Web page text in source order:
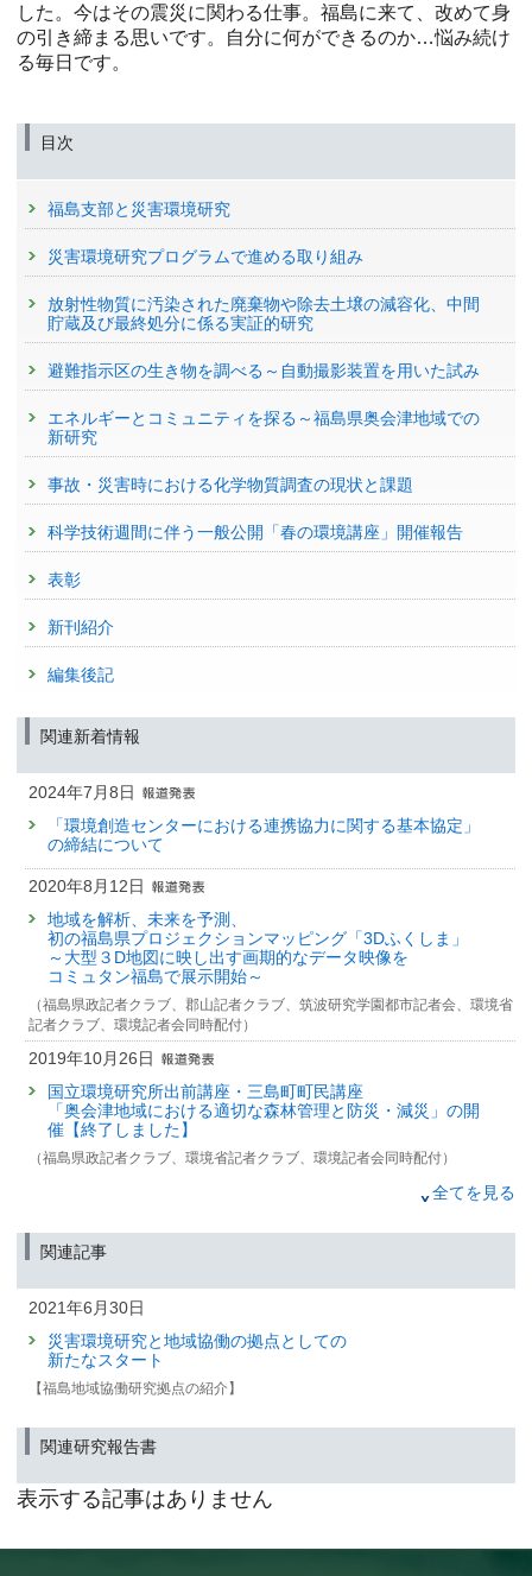
した。今はその震災に関わる仕事。福島に来て、改めて身
の引き締まる思いです。自分に何ができるのか…悩み続け
る毎日です。
目次
福島支部と災害環境研究
災害環境研究プログラムで進める取り組み
放射性物質に汚染された廃棄物や除去土壌の減容化、中間
貯蔵及び最終処分に係る実証的研究
避難指示区の生き物を調べる～自動撮影装置を用いた試み
エネルギーとコミュニティを探る～福島県奥会津地域での
新研究
事故・災害時における化学物質調査の現状と課題
科学技術週間に伴う一般公開「春の環境講座」開催報告
表彰
新刊紹介
編集後記
関連新着情報
2024年7月8日
「環境創造センターにおける連携協力に関する基本協定」
の締結について
2020年8月12日
地域を解析、未来を予測、
初の福島県プロジェクションマッピング「3Dふくしま」
～大型３D地図に映し出す画期的なデータ映像を
コミュタン福島で展示開始～
（福島県政記者クラブ、郡山記者クラブ、筑波研究学園都市記者会、環境省
記者クラブ、環境記者会同時配付）
2019年10月26日
国立環境研究所出前講座・三島町町民講座
「奥会津地域における適切な森林管理と防災・減災」の開
催【終了しました】
（福島県政記者クラブ、環境省記者クラブ、環境記者会同時配付）
な地域環境づくりを目指して～
の開催について(お知らせ)【終了しました】
（筑波研究学園都市記者会、福島県政記者クラブ同時配付）
市民参加型イベント「バードデータチャレンジ in いわき
2018」－開催のお知らせ－【終了しました】
2017年8月31日
Vol.4」を発行しました
全てを見る
関連記事
2021年6月30日
災害環境研究と地域協働の拠点としての
新たなスタート
【福島地域協働研究拠点の紹介】
関連研究報告書
表示する記事はありません